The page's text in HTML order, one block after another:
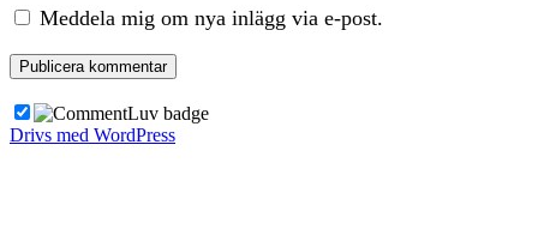
Meddela mig om nya inlägg via e-post.
Drivs med WordPress